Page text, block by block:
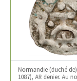
Normandie (duché
1087), AR denier. Au